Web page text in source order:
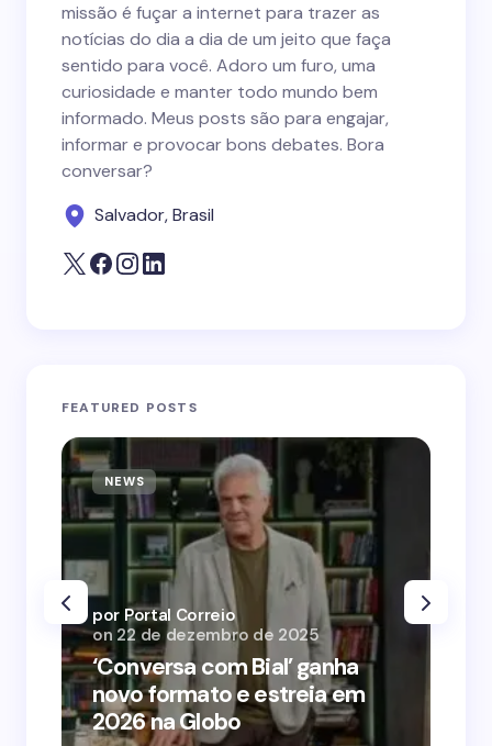
missão é fuçar a internet para trazer as
notícias do dia a dia de um jeito que faça
sentido para você. Adoro um furo, uma
curiosidade e manter todo mundo bem
informado. Meus posts são para engajar,
informar e provocar bons debates. Bora
conversar?
Salvador, Brasil
FEATURED POSTS
NEWS
‘Conversa com Bial’ ganha
novo formato e estreia em
2026 na Globo
por Portal Correio
on 22 de dezembro de 2025